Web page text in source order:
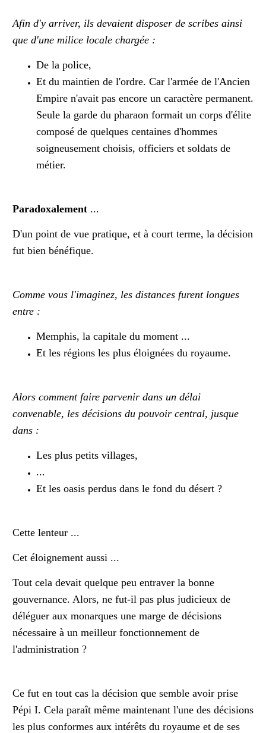
Afin d'y arriver, ils devaient disposer de scribes ainsi
que d'une milice locale chargée :
De la police,
Et du maintien de l'ordre. Car l'armée de l'Ancien
Empire n'avait pas encore un caractère permanent.
Seule la garde du pharaon formait un corps d'élite
composé de quelques centaines d'hommes
soigneusement choisis, officiers et soldats de
métier.
Paradoxalement ...
D'un point de vue pratique, et à court terme, la décision
fut bien bénéfique.
Comme vous l'imaginez, les distances furent longues
entre :
Memphis, la capitale du moment ...
Et les régions les plus éloignées du royaume.
Alors comment faire parvenir dans un délai
convenable, les décisions du pouvoir central, jusque
dans :
Les plus petits villages,
...
Et les oasis perdus dans le fond du désert ?
Cette lenteur ...
Cet éloignement aussi ...
Tout cela devait quelque peu entraver la bonne
gouvernance. Alors, ne fut-il pas plus judicieux de
déléguer aux monarques une marge de décisions
nécessaire à un meilleur fonctionnement de
l'administration ?
Ce fut en tout cas la décision que semble avoir prise
Pépi I. Cela paraît même maintenant l'une des décisions
les plus conformes aux intérêts du royaume et de ses